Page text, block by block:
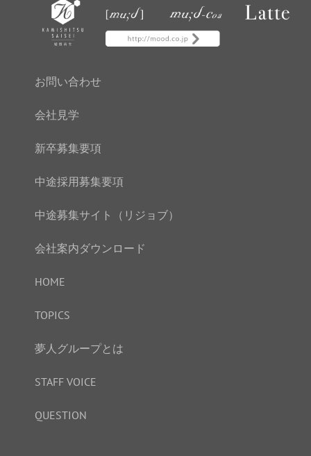
お問い合わせ
会社見学
新卒募集要項
中途採用募集要項
中途募集サイト（リジョブ）
会社案内ダウンロード
HOME
TOPICS
夢人グループとは
STAFF VOICE
QUESTION